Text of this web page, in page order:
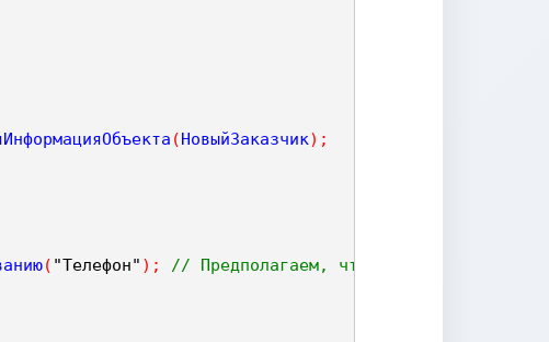
(НовыйЗаказчик) ;
( "Телефон" ) ;
// Предполагаем, что такой вид